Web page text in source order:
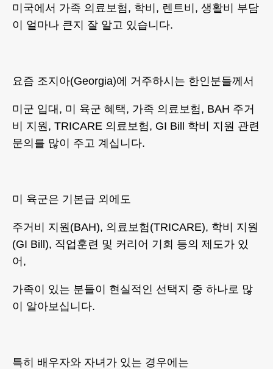
미국에서 가족 의료보험, 학비, 렌트비, 생활비 부담
이 얼마나 큰지 잘 알고 있습니다.
요즘 조지아(Georgia)에 거주하시는 한인분들께서
미군 입대, 미 육군 혜택, 가족 의료보험, BAH 주거
비 지원, TRICARE 의료보험, GI Bill 학비 지원 관련
문의를 많이 주고 계십니다.
미 육군은 기본급 외에도
주거비 지원(BAH), 의료보험(TRICARE), 학비 지원
(GI Bill), 직업훈련 및 커리어 기회 등의 제도가 있
어,
가족이 있는 분들이 현실적인 선택지 중 하나로 많
이 알아보십니다.
특히 배우자와 자녀가 있는 경우에는